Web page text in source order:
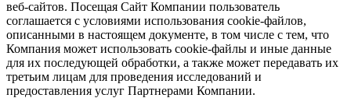
веб-сайтов. Посещая Сайт Компании пользователь
соглашается с условиями использования cookie-файлов,
описанными в настоящем документе, в том числе с тем, что
Компания может использовать cookie-файлы и иные данные
для их последующей обработки, а также может передавать их
третьим лицам для проведения исследований и
предоставления услуг Партнерами Компании.